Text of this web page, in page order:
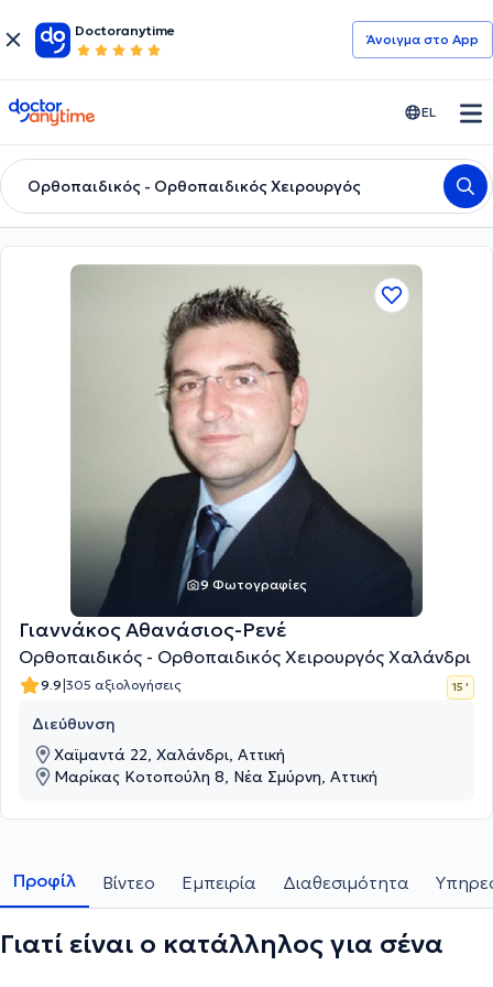
Doctoranytime
Άνοιγμα στο App
doctoranytime EL
Ορθοπαιδικός - Ορθοπαιδικός Χειρουργός
9 Φωτογραφίες
Γιαννάκος Αθανάσιος-Ρενέ
Ορθοπαιδικός - Ορθοπαιδικός Χειρουργός Χαλάνδρι
9.9|305 αξιολογήσεις 15 '
Διεύθυνση
Χαϊμαντά 22, Χαλάνδρι, Αττική
Μαρίκας Κοτοπούλη 8, Νέα Σμύρνη, Αττική
Προφίλ Βίντεο Εμπειρία Διαθεσιμότητα
Γιατί είναι ο κατάλληλος για σένα